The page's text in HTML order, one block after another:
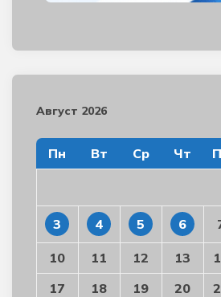
Август 2026
Пн Вт Ср Чт
3 4 5 6
10 11 12 13
17
18 19 20